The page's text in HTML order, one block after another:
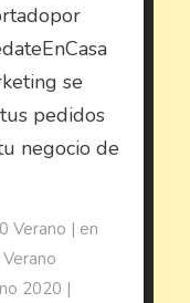
se
pedidos
negocio de
Verano | en
2020 |